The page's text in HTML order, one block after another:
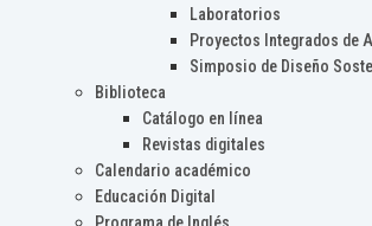
Laboratorios
Proyectos Integrados de
Simposio de Diseño
Biblioteca
Catálogo en línea
Revistas digitales
Calendario académico
Educación Digital